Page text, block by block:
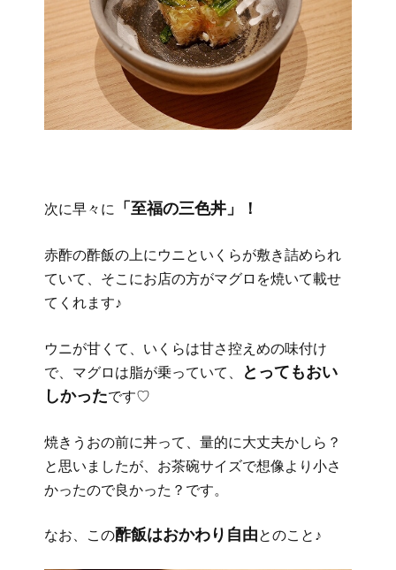
次に早々に 「至福の三色丼」！
赤酢の酢飯の上にウニといくらが敷き詰められ
ていて、そこにお店の方がマグロを焼いて載せ
てくれます♪
ウニが甘くて、いくらは甘さ控えめの味付け
で、マグロは脂が乗っていて、
とってもおい
しかったです♡
焼きうおの前に丼って、量的に大丈夫かしら？
と思いましたが、お茶碗サイズで想像より小さ
かったので良かった？です。
なお、この酢飯はおかわり自由とのこと♪